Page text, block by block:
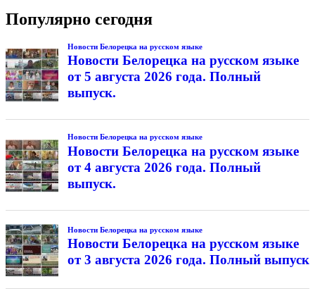
Популярно сегодня
Новости Белорецка на русском языке
Новости Белорецка на русском языке
от 5 августа 2026 года. Полный
выпуск.
Новости Белорецка на русском языке
Новости Белорецка на русском языке
от 4 августа 2026 года. Полный
выпуск.
Новости Белорецка на русском языке
Новости Белорецка на русском языке
от 3 августа 2026 года. Полный выпуск